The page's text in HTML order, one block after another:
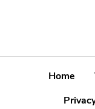
Home